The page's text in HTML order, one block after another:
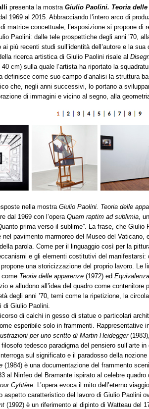
presenta la mostra Giulio Paolini. Teoria delle
1969 al 2015. Abbracciando l’intero arco di
matrice concettuale, l’esposizione si propone di
Paolini: dalle tele prospettiche degli anni ’70,
ai più recenti studi sull’identità dell’autore e la sua
ricerca artistica di Giulio Paolini risale al
cm) sulla quale l’artista ha riportato la
definisce come suo campo d’analisi la struttura
che, negli anni successivi, lo portano a
di immagini e vicino al segno, alla
nella mostra Giulio Paolini. Teoria delle
dal 1969 con l’opera Quam raptim ad sublimia ,
prima verso il sublime”. La frase, che Giulio
nel pavimento marmoreo del Museo del Vaticano,
parola. Come per il linguaggio così per la
e gli elementi costitutivi del manifestarsi:
propone una storicizzazione del proprio lavoro. Le
come Teoria delle apparenze (1972) ed Equivalenza
e alludono all’idea del quadro come contenitore
degli anni ’70, temi come la ripetizione, la
di Giulio Paolini.
di calchi in gesso di statue o particolari
esperibile solo in frammenti. Rappresentative
per uno scritto di Martin Heidegger
tedesco paradigma del pensiero sull’arte in
sul significato e il paradosso della nozione
(1984) è una documentazione del frammento
al Ninfeo del Bramante ispirato al celebre quadro
Cyhtère . L’opera evoca il mito dell’eterno
aspetto caratteristico del lavoro di Giulio Paolini
(1992) è un riferimento al dipinto di Watteau del